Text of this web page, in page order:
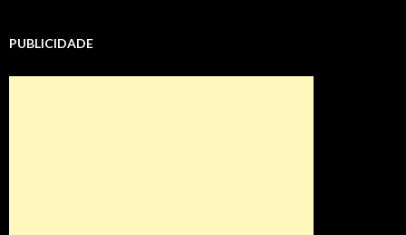
PUBLICIDADE